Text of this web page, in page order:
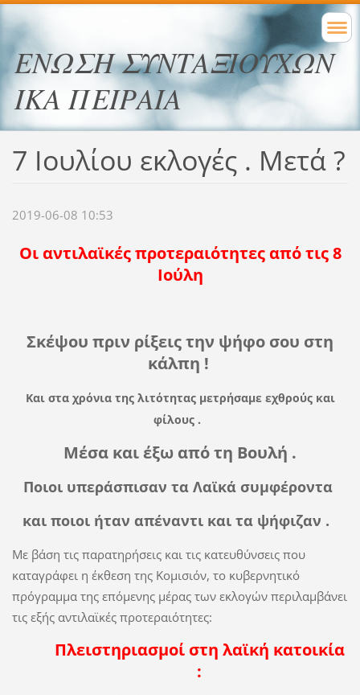
ΕΝΩΣΗ ΣΥΝΤΑΞΙΟΥΧΩΝ
ΙΚΑ ΠΕΙΡΑΙΑ
7 Ιουλίου εκλογές . Μετά ?
2019-06-08 10:53
Οι αντιλαϊκές προτεραιότητες από τις 8
Ιούλη
Σκέψου πριν ρίξεις την ψήφο σου στη
κάλπη !
Και στα χρόνια της λιτότητας μετρήσαμε εχθρούς και
φίλους .
Μέσα και έξω από τη Βουλή .
Ποιοι υπεράσπισαν τα Λαϊκά συμφέροντα
και ποιοι ήταν απέναντι και τα ψήφιζαν .
Με βάση τις παρατηρήσεις και τις κατευθύνσεις που
καταγράφει η έκθεση της Κομισιόν, το κυβερνητικό
πρόγραμμα της επόμενης μέρας των εκλογών περιλαμβάνει
τις εξής αντιλαϊκές προτεραιότητες:
Πλειστηριασμοί στη λαϊκή κατοικία
: